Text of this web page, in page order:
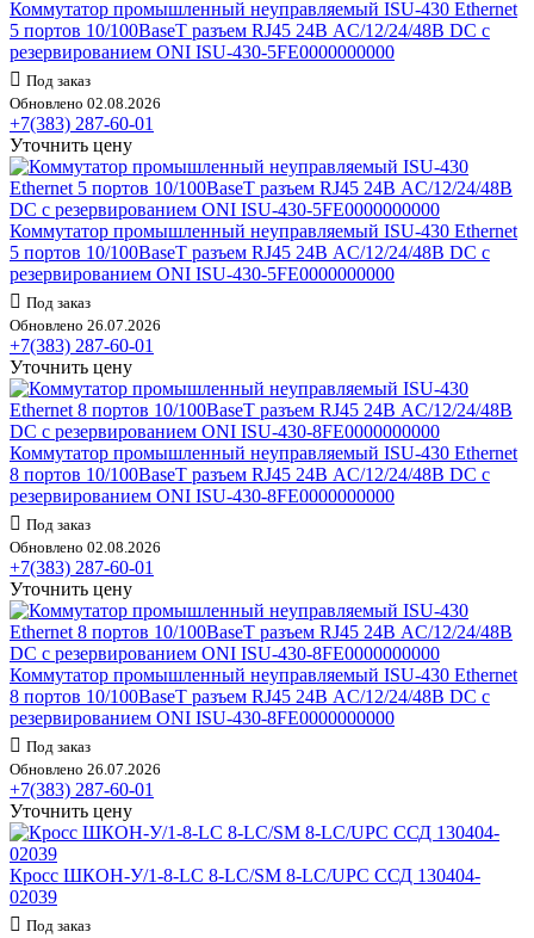
Коммутатор промышленный неуправляемый ISU-430 Ethernet
5 портов 10/100BaseT разъем RJ45 24В AC/12/24/48В DC с
резервированием ONI ISU-430-5FE0000000000
Под заказ
Обновлено 02.08.2026
+7(383) 287-60-01
Уточнить цену
Коммутатор промышленный неуправляемый ISU-430 Ethernet
5 портов 10/100BaseT разъем RJ45 24В AC/12/24/48В DC с
резервированием ONI ISU-430-5FE0000000000
Под заказ
Обновлено 26.07.2026
+7(383) 287-60-01
Уточнить цену
Коммутатор промышленный неуправляемый ISU-430 Ethernet
8 портов 10/100BaseT разъем RJ45 24В AC/12/24/48В DC с
резервированием ONI ISU-430-8FE0000000000
Под заказ
Обновлено 02.08.2026
+7(383) 287-60-01
Уточнить цену
Коммутатор промышленный неуправляемый ISU-430 Ethernet
8 портов 10/100BaseT разъем RJ45 24В AC/12/24/48В DC с
резервированием ONI ISU-430-8FE0000000000
Под заказ
Обновлено 26.07.2026
+7(383) 287-60-01
Уточнить цену
Кросс ШКОН-У/1-8-LC 8-LC/SM 8-LC/UPC ССД 130404-
02039
Под заказ